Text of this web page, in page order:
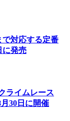
対応する定番
に発売
ライムレース
30日に開催